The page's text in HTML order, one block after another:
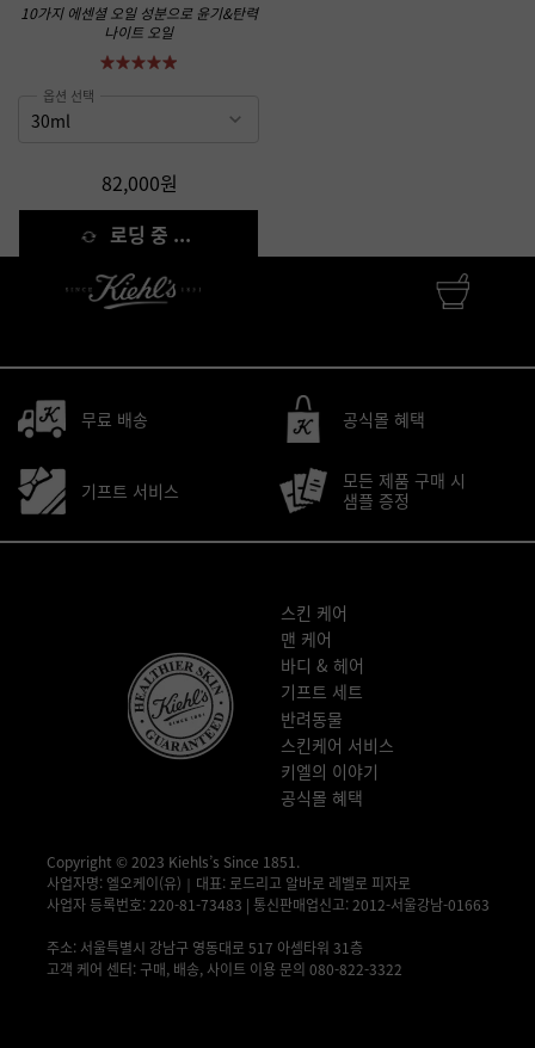
10가지 에센셜 오일 성분으로 윤기&탄력
나이트 오일
옵션 선택
82,000원
로딩 중 ...
무료 배송 공식몰 혜택
기프트 서비스
모든 제품 구매 시
샘플 증정
스킨 케어
맨 케어
바디 & 헤어
기프트 세트
반려동물
스킨케어 서비스
키엘의 이야기
공식몰 혜택
Copyright © 2023 Kiehls’s Since 1851.
사업자명: 엘오케이(유)｜대표: 로드리고 알바로 레벨로 피자로
사업자 등록번호: 220-81-73483 | 통신판매업신고: 2012-서울강남-01663
주소: 서울특별시 강남구 영동대로 517 아셈타워 31층
고객 케어 센터: 구매, 배송, 사이트 이용 문의 080-822-3322